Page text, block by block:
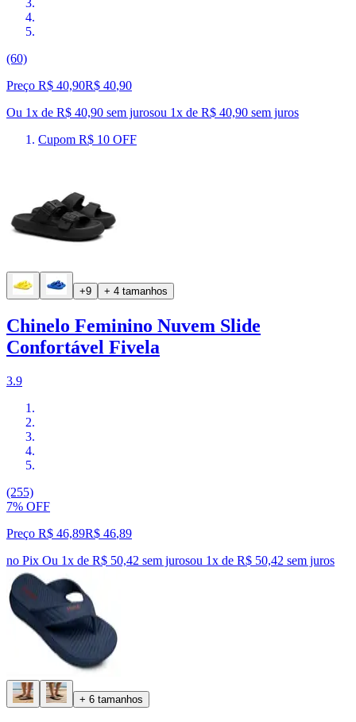
(60)
Preço R$ 40,90R$ 40,90
Ou 1x de R$ 40,90 sem jurosou 1x de R$ 40,90 sem juros
Cupom R$ 10 OFF
+9 + 4 tamanhos
Chinelo Feminino Nuvem Slide
Confortável Fivela
3.9
(255)
7% OFF
Preço R$ 46,89R$ 46,89
no Pix Ou 1x de R$ 50,42 sem jurosou 1x de R$ 50,42 sem juros
+ 6 tamanhos